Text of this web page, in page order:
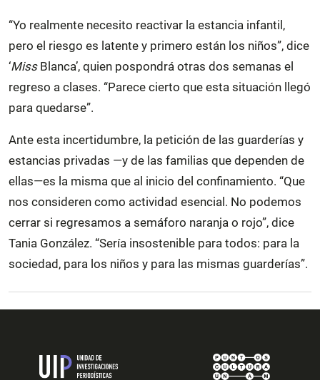
“Yo realmente necesito reactivar la estancia infantil,
pero el riesgo es latente y primero están los niños”, dice
‘Miss Blanca’, quien pospondrá otras dos semanas el
regreso a clases. “Parece cierto que esta situación llegó
para quedarse”.
Ante esta incertidumbre, la petición de las guarderías y
estancias privadas —y de las familias que dependen de
ellas—es la misma que al inicio del confinamiento. “Que
nos consideren como actividad esencial. No podemos
cerrar si regresamos a semáforo naranja o rojo”, dice
Tania González. “Sería insostenible para todos: para la
sociedad, para los niños y para las mismas guarderías”.